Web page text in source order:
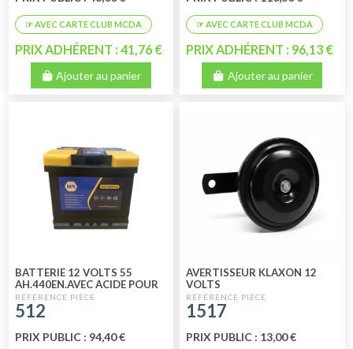
PRIX ADHÉRENT : 41,76 €
Ajouter au panier
PRIX ADHÉRENT : 96,13 €
Ajouter au panier
BATTERIE 12 VOLTS 55
AH.440EN.AVEC ACIDE POUR
VENTE AU COMPTOIR
512
PRIX PUBLIC : 94,40 €
AVERTISSEUR KLAXON 12
VOLTS
1517
PRIX PUBLIC : 13,00 €